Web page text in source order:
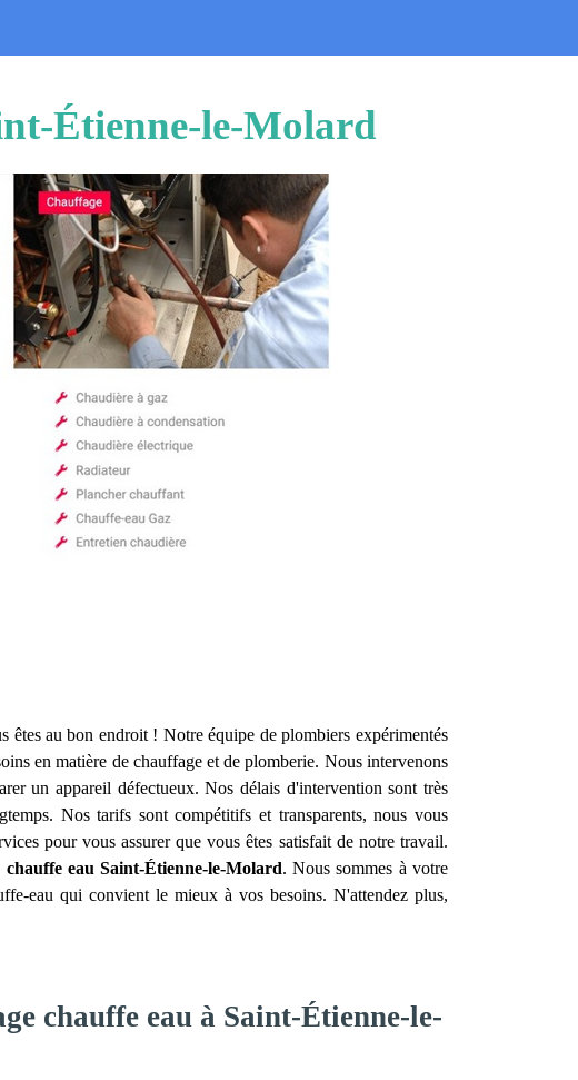
Étienne-le-Molard
êtes au bon endroit ! Notre équipe de plombiers expérimentés
en matière de chauffage et de plomberie. Nous intervenons
un appareil défectueux. Nos délais d'intervention sont très
Nos tarifs sont compétitifs et transparents, nous vous
pour vous assurer que vous êtes satisfait de notre travail.
eau Saint-Étienne-le-Molard. Nous sommes à votre
eau qui convient le mieux à vos besoins. N'attendez plus,
chauffe eau à Saint-Étienne-le-